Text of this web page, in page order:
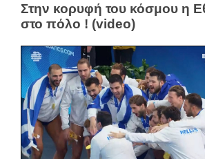
Στην κορυφή του κόσμου η
στο πόλο ! (video)